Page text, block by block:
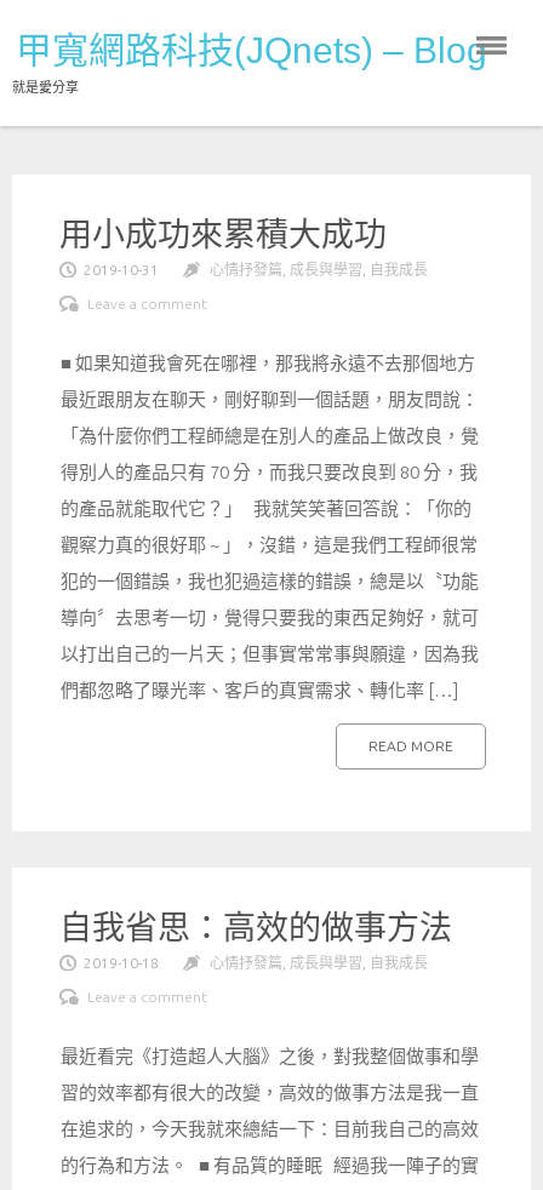
content
甲寬網路科技(JQnets) – Blog
就是愛分享
用小成功來累積大成功
2019-10-31 心情抒發篇 成長與學習 自我成長
Leave a comment
■ 如果知道我會死在哪裡，那我將永遠不去那個地方
最近跟朋友在聊天，剛好聊到一個話題，朋友問說：
「為什麼你們工程師總是在別人的產品上做改良，覺
得別人的產品只有 70 分，而我只要改良到 80 分，我
的產品就能取代它？」 我就笑笑著回答說：「你的
觀察力真的很好耶 ~ 」，沒錯，這是我們工程師很常
犯的一個錯誤，我也犯過這樣的錯誤，總是以〝功能
導向〞去思考一切，覺得只要我的東西足夠好，就可
以打出自己的一片天；但事實常常事與願違，因為我
們都忽略了曝光率、客戶的真實需求、轉化率 […]
READ MORE
自我省思：高效的做事方法
2019-10-18 心情抒發篇 成長與學習 自我成長
Leave a comment
最近看完《打造超人大腦》之後，對我整個做事和學
習的效率都有很大的改變，高效的做事方法是我一直
在追求的，今天我就來總結一下：目前我自己的高效
的行為和方法。 ■ 有品質的睡眠 經過我一陣子的實